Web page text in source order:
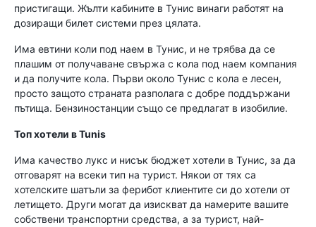
пристигащи. Жълти кабините в Тунис винаги работят на
дозиращи билет системи през цялата.
Има евтини коли под наем в Тунис, и не трябва да се
плашим от получаване свържа с кола под наем компания
и да получите кола. Първи около Тунис с кола е лесен,
просто защото страната разполага с добре поддържани
пътища. Бензиностанции също се предлагат в изобилие.
Топ хотели в Tunis
Има качество лукс и нисък бюджет хотели в Тунис, за да
отговарят на всеки тип на турист. Някои от тях са
хотелските шатъли за ферибот клиентите си до хотели от
летището. Други могат да изискват да намерите вашите
собствени транспортни средства, а за турист, най-